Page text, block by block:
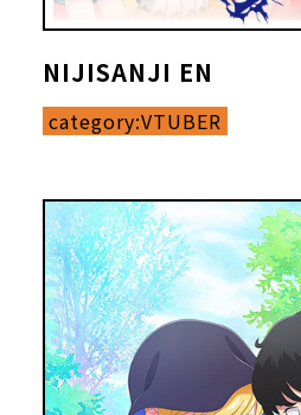
NIJISANJI EN
category:VTUBER